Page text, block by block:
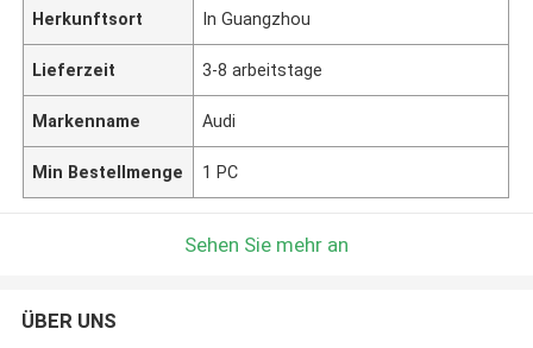
Herkunftsort In Guangzhou
Lieferzeit 3-8 arbeitstage
Markenname Audi
Min Bestellmenge 1 PC
Sehen Sie mehr an
ÜBER UNS